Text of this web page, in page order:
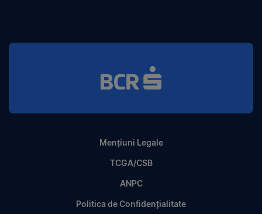
Mențiuni Legale
TCGA/CSB
ANPC
Politica de Confidențialitate